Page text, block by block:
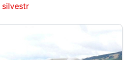
silvestr